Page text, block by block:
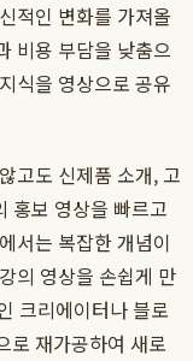
적인 변화를 가져올
비용 부담을 낮춤으
식을 영상으로 공유
고도 신제품 소개, 고
홍보 영상을 빠르고
서는 복잡한 개념이
의 영상을 손쉽게 만
크리에이터나 블로
로 재가공하여 새로